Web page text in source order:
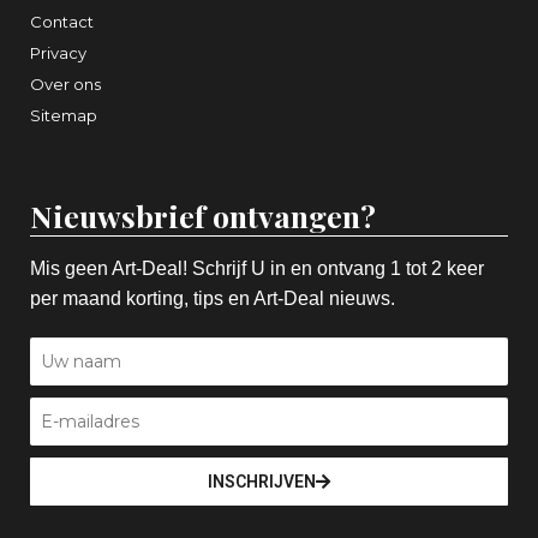
Contact
Privacy
Over ons
Sitemap
Nieuwsbrief ontvangen?
Mis geen Art-Deal! Schrijf U in en ontvang 1 tot 2 keer
per maand korting, tips en Art-Deal nieuws.
INSCHRIJVEN